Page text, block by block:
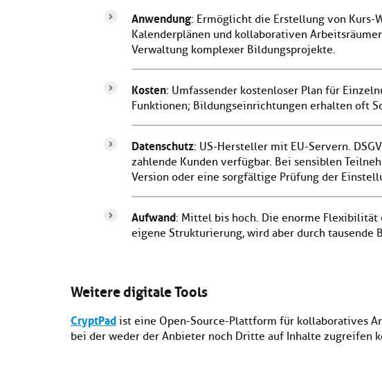
Anwendung: Ermöglicht die Erstellung von Kurs-
Kalenderplänen und kollaborativen
Verwaltung komplexer Bildungsprojekte.
Kosten: Umfassender kostenloser Plan für
Funktionen; Bildungseinrichtungen erhalten oft
Datenschutz: US-Hersteller mit EU-Servern.
zahlende Kunden verfügbar. Bei sensiblen
Version oder eine sorgfältige Prüfung der
Aufwand: Mittel bis hoch. Die enorme
eigene Strukturierung, wird aber durch tausende
Weitere digitale Tools
CryptPad ist eine Open-Source-Plattform für kollaboratives
bei der weder der Anbieter noch Dritte auf Inhalte zugreifen